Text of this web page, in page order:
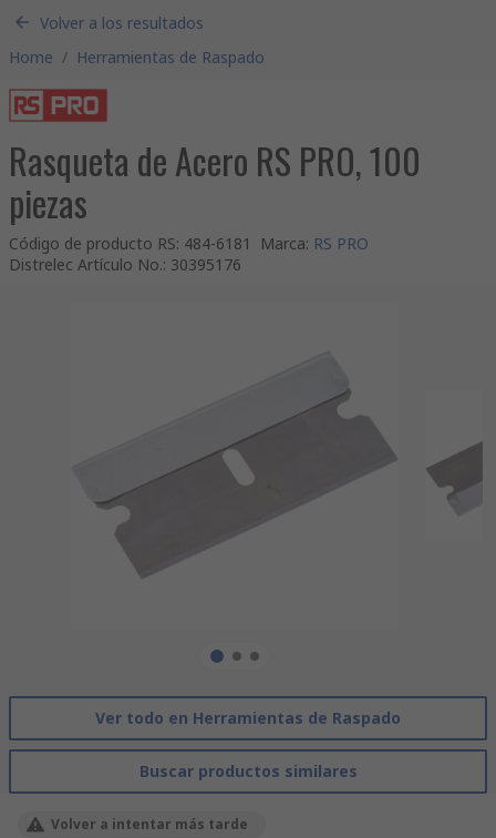
Volver a los resultados
Home / Herramientas de Raspado
Rasqueta de Acero RS PRO, 100
piezas
Código de producto RS: 484-6181 Marca: RS PRO
Distrelec Artículo No.: 30395176
Ver todo en Herramientas de Raspado
Buscar productos similares
Volver a intentar más tarde